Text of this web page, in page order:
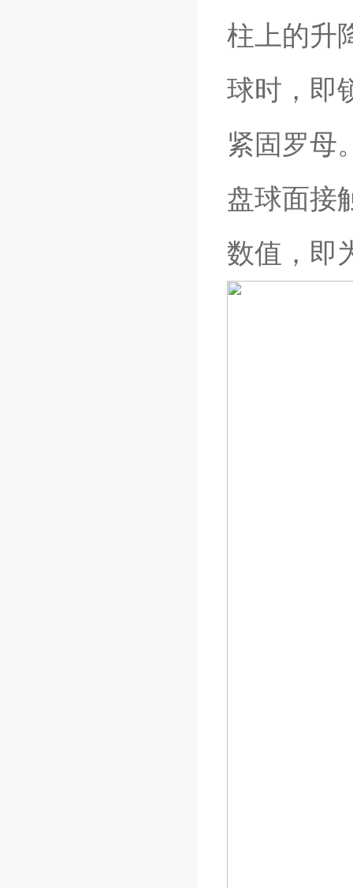
柱上的升
球时，即
紧固罗母
盘球面接
数值，即